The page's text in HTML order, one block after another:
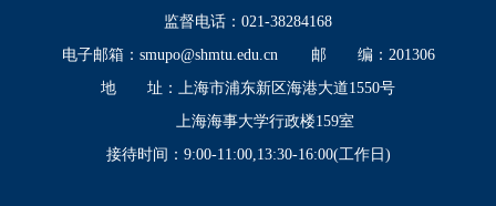
监督电话：021-38284168
电子邮箱： smupo@shmtu.edu.cn
邮 编：201306
地 址：上海市浦东新区海港大道1550号
上海海事大学行政楼159室
接待时间：9:00-11:00,13:30-16:00(工作日)